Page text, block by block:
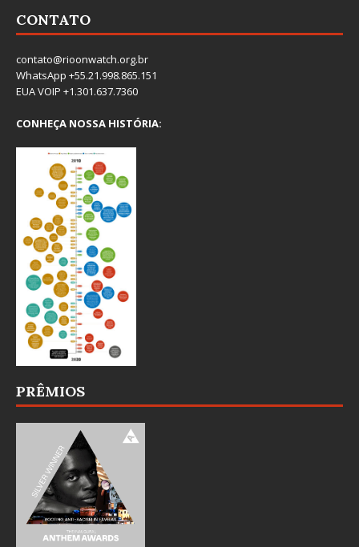
CONTATO
contato@rioonwatch.org.br
WhatsApp +55.21.998.865.151
EUA VOIP +1.301.637.7360
CONHEÇA NOSSA HISTÓRIA:
PRÊMIOS